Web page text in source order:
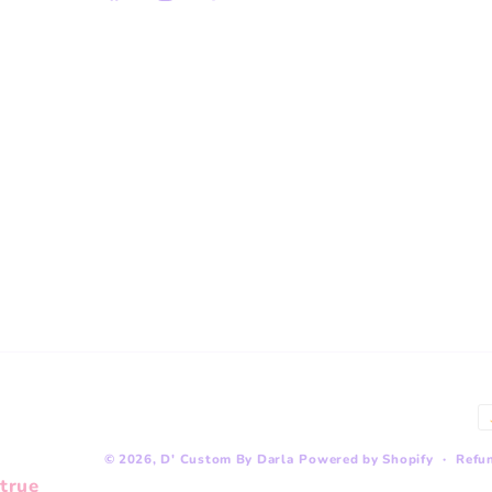
© 2026, D' Custom By Darla Powered by Shopify
true